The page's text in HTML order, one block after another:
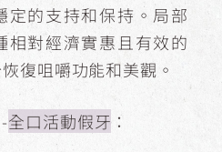
定的支持和保持。局部
相對經濟實惠且有效的
復咀嚼功能和美觀。
全口活動假牙：